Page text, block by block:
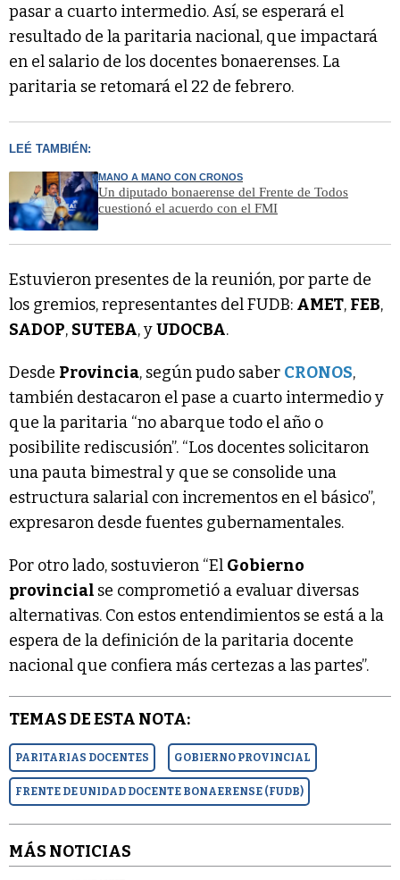
pasar a cuarto intermedio. Así, se esperará el
resultado de la paritaria nacional, que impactará
en el salario de los docentes bonaerenses. La
paritaria se retomará el 22 de febrero.
LEÉ TAMBIÉN:
MANO A MANO CON CRONOS
Un diputado bonaerense del Frente de Todos
cuestionó el acuerdo con el FMI
Estuvieron presentes de la reunión, por parte de
los gremios, representantes del FUDB: AMET, FEB,
SADOP, SUTEBA, yUDOCBA.
Desde Provincia, según pudo saber CRONOS,
también destacaron el pase a cuarto intermedio y
que la paritaria “no abarque todo el año o
posibilite rediscusión”. “Los docentes solicitaron
una pauta bimestral y que se consolide una
estructura salarial con incrementos en el básico”,
expresaron desde fuentes gubernamentales.
Por otro lado, sostuvieron “El Gobierno
provincial se comprometió a evaluar diversas
alternativas. Con estos entendimientos se está a la
espera de la definición de la paritaria docente
nacional que confiera más certezas a las partes”.
TEMAS DE ESTA NOTA:
PARITARIAS DOCENTES GOBIERNO PROVINCIAL
FRENTE DE UNIDAD DOCENTE BONAERENSE (FUDB)
MÁS NOTICIAS